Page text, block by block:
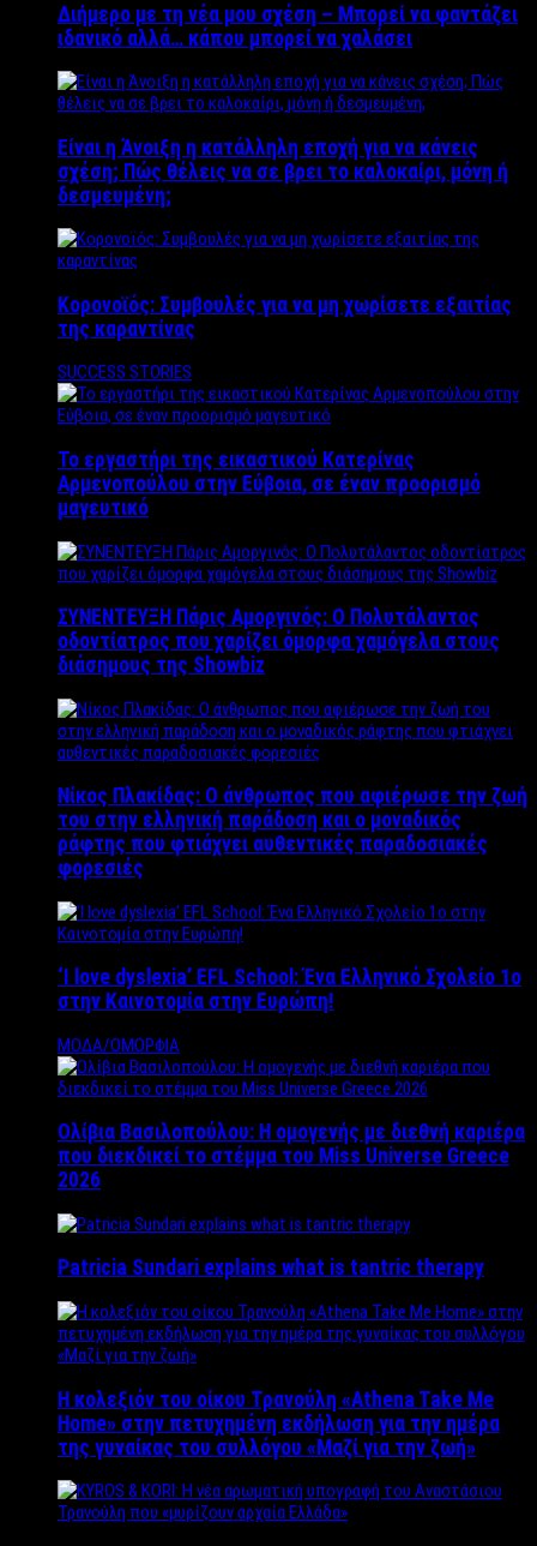
Διήμερο με τη νέα μου σχέση – Μπορεί να φαντάζει
ιδανικό αλλά… κάπου μπορεί να χαλάσει
Είναι η Άνοιξη η κατάλληλη εποχή για να κάνεις
σχέση; Πώς θέλεις να σε βρει το καλοκαίρι, μόνη ή
δεσμευμένη;
Κορονοϊός: Συμβουλές για να μη χωρίσετε εξαιτίας
της καραντίνας
SUCCESS STORIES
Το εργαστήρι της εικαστικού Κατερίνας
Αρμενοπούλου στην Εύβοια, σε έναν προορισμό
μαγευτικό
ΣΥΝΕΝΤΕΥΞΗ Πάρις Αμοργινός: O Πολυτάλαντος
οδοντίατρος που χαρίζει όμορφα χαμόγελα στους
διάσημους της Showbiz
Νίκος Πλακίδας: O άνθρωπος που αφιέρωσε την ζωή
του στην ελληνική παράδοση και ο μοναδικός
ράφτης που φτιάχνει αυθεντικές παραδοσιακές
φορεσιές
‘Ι love dyslexia’ EFL School: Ένα Ελληνικό Σχολείo 1ο
στην Καινοτομία στην Ευρώπη!
ΜΟΔΑ/ΟΜΟΡΦΙΑ
Ολίβια Βασιλοπούλου: Η ομογενής με διεθνή καριέρα
που διεκδικεί το στέμμα του Miss Universe Greece
2026
Patricia Sundari explains what is tantric therapy
Η κολεξιόν του οίκου Τρανούλη «Athena Take Me
Home» στην πετυχημένη εκδήλωση για την ημέρα
της γυναίκας του συλλόγου «Μαζί για την ζωή»